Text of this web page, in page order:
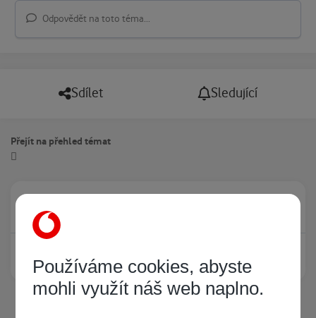
Odpovědět na toto téma...
Sdílet Sledující
Přejít na přehled témat
Právě prohlíží tuto stránku
Žádný registrovaný uživatel si neprohlíží tuto stránku
Používáme cookies, abyste
mohli využít náš web naplno.